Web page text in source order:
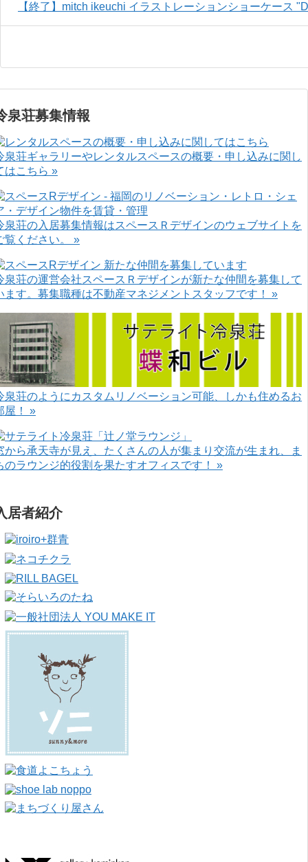
【終了】mitch ikeuchi イラストレーションショーケース
泉荘募集情報
泉荘ギャラリーやレンタルスペースの概要・申し込みに関し
はこちら »
泉荘の入居募集情報はスペースＲデザインのウェブサイトを
覧ください。 »
泉荘の運営会社スペースＲデザインが新たな仲間を募集して
ます。募集職種は不動産マネジメントスタッフです！ »
泉荘のようにカスタムリノベーション可能、しかも住めるお
屋！ »
から承天寺が見え、たくさんの人が集まり交流が生まれ、ま
のラウンジ的役割を果たすオフィスです！ »
居者紹介